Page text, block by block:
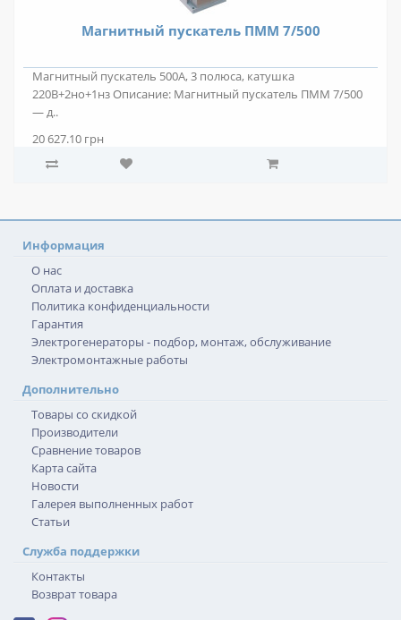
Магнитный пускатель ПММ 7/500
Магнитный пускатель 500А, 3 полюса, катушка
220В+2но+1нз Описание: Магнитный пускатель ПММ 7/500
— д..
20 627.10 грн
Информация
О нас
Оплата и доставка
Политика конфиденциальности
Гарантия
Электрогенераторы - подбор, монтаж, обслуживание
Электромонтажные работы
Дополнительно
Товары со скидкой
Производители
Сравнение товаров
Карта сайта
Новости
Галерея выполненных работ
Статьи
Служба поддержки
Контакты
Возврат товара